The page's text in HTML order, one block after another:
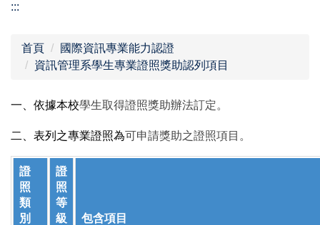
:::
首頁
國際資訊專業能力認證
資訊管理系學生專業證照獎助認列項目
一、依據本校學生取得證照獎助辦法訂定。
二、表列之專業證照為可申請獎助之證照項目。
證
照
類
別
證
照
等
級
包含項目